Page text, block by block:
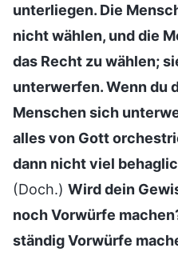
unterliegen. Die
nicht wählen, und die
das Recht zu wählen;
unterwerfen. Wenn du
Menschen sich
alles von Gott
dann nicht viel
(Doch.) Wird dein
noch Vorwürfe
ständig Vorwürfe